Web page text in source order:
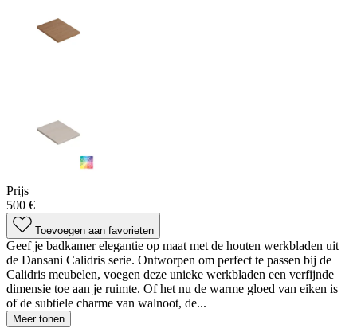
Prijs
500 €
Toevoegen aan favorieten
Geef je badkamer elegantie op maat met de houten werkbladen uit
de Dansani Calidris serie. Ontworpen om perfect te passen bij de
Calidris meubelen, voegen deze unieke werkbladen een verfijnde
dimensie toe aan je ruimte. Of het nu de warme gloed van eiken is
of de subtiele charme van walnoot, de...
Meer tonen